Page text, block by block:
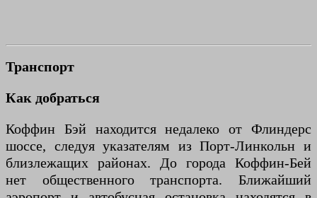
Транспорт
Как добраться
Коффин Бэй находится недалеко от Флиндерс
шоссе, следуя указателям из Порт-Линкольн и
близлежащих районах. До города Коффин-Бей
нет общественного транспорта. Ближайший